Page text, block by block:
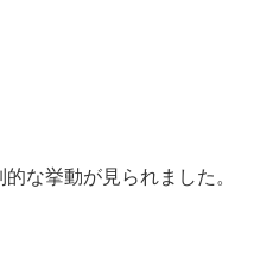
な挙動が見られました。